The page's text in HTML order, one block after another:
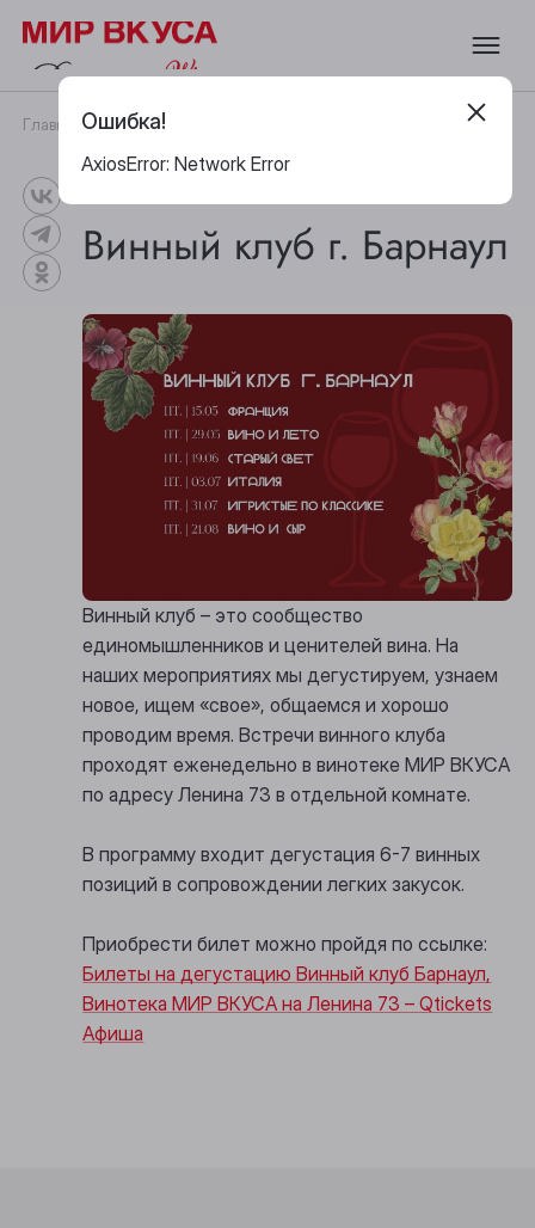
Главная Публикации
Винный клуб г. Барнаул
Винный клуб – это сообщество
единомышленников и ценителей вина. На
наших мероприятиях мы дегустируем, узнаем
новое, ищем «свое», общаемся и хорошо
проводим время. Встречи винного клуба
проходят еженедельно в винотеке МИР ВКУСА
по адресу Ленина 73 в отдельной комнате.
В программу входит дегустация 6-7 винных
позиций в сопровождении легких закусок.
Приобрести билет можно пройдя по ссылке:
Билеты на дегустацию Винный клуб Барнаул,
Винотека МИР ВКУСА на Ленина 73 – Qtickets
Афиша
Ошибка!
AxiosError: Network Error